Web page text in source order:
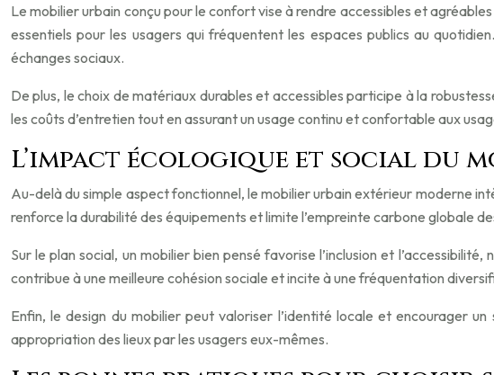
Le mobilier urbain conçu pour le confort vise à rendre accessibles et
essentiels pour les usagers qui fréquentent les espaces publics au
échanges sociaux.
De plus, le choix de matériaux durables et accessibles participe à la
les coûts d’entretien tout en assurant un usage continu et confortable aux
L’impact écologique et social du
Au-delà du simple aspect fonctionnel, le mobilier urbain extérieur moderne
renforce la durabilité des équipements et limite l’empreinte carbone globale
Sur le plan social, un mobilier bien pensé favorise l’inclusion et
contribue à une meilleure cohésion sociale et incite à une fréquentation
Enfin, le design du mobilier peut valoriser l’identité locale et encourager
appropriation des lieux par les usagers eux-mêmes.